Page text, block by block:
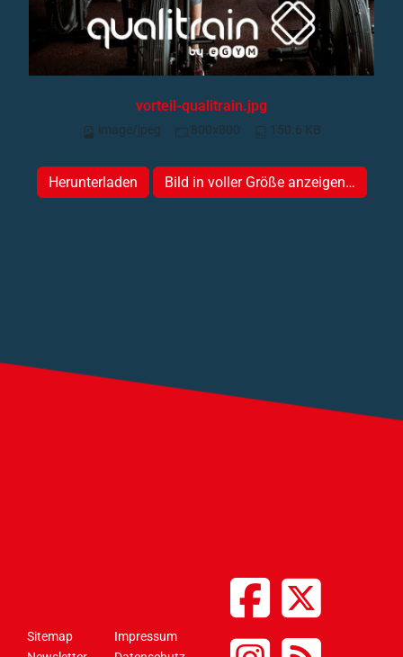
vorteil-qualitrain.jpg
image/jpeg 800x800 150.6 KB
Herunterladen Bild in voller Größe anzeigen…
Sitemap
Impressum